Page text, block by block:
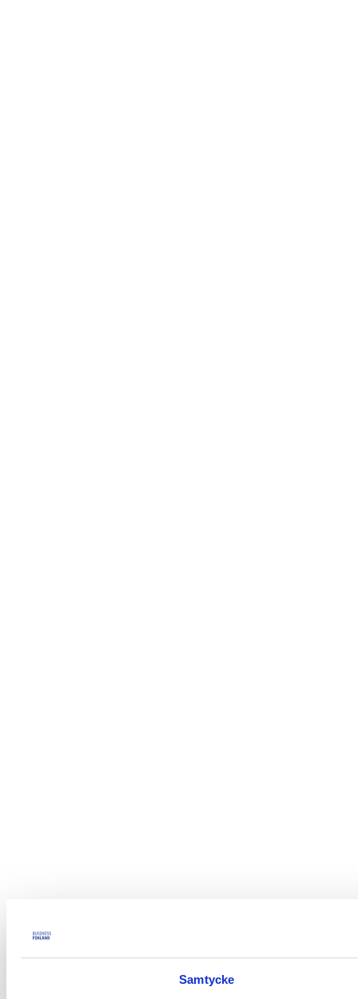
Samtycke